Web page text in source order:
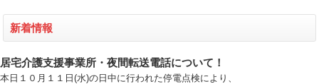
新着情報
居宅介護支援事業所・夜間転送電話について！
本日１０月１１日(水)の日中に行われた停電点検により、